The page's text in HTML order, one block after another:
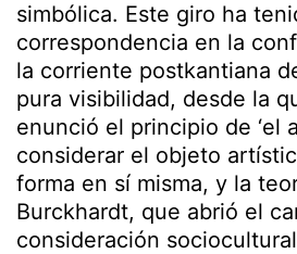
simbólica. Este giro ha
correspondencia en la
la corriente postkantiana
pura visibilidad, desde la
enunció el principio de ‘el
considerar el objeto
forma en sí misma, y la
Burckhardt, que abrió el
consideración